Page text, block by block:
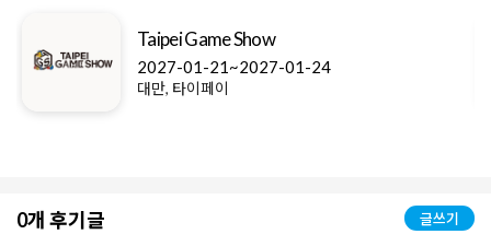
Taipei Game Show
2027-01-21~2027-01-24
대만, 타이페이
0개 후기글 글쓰기